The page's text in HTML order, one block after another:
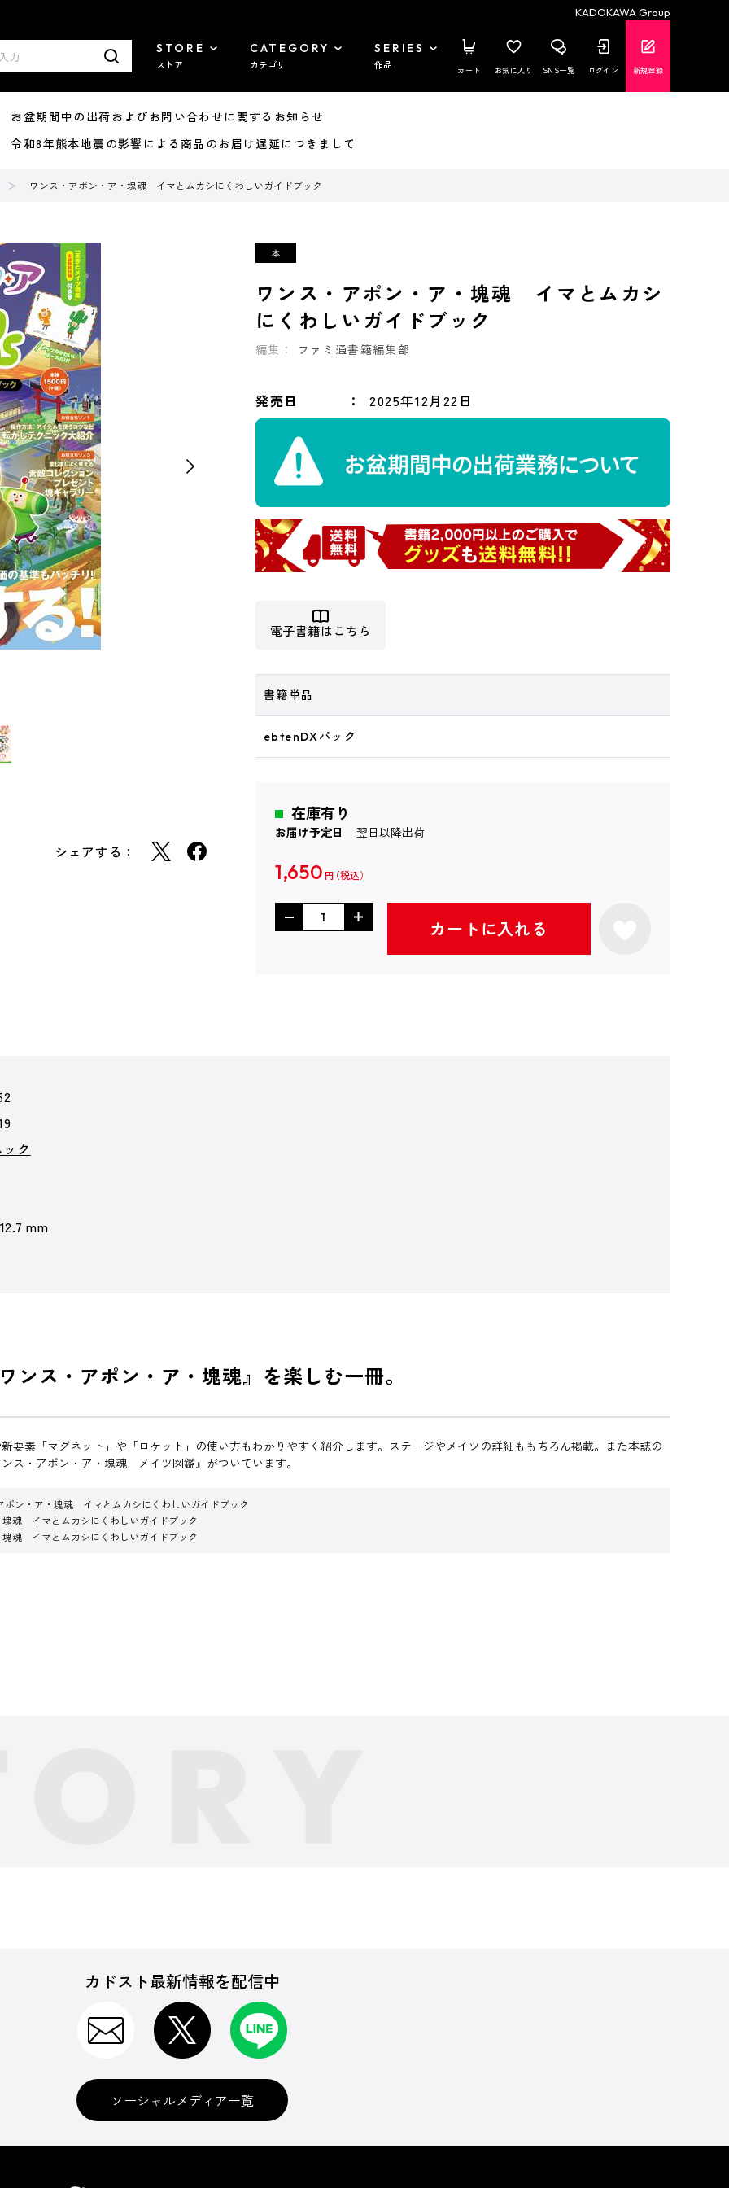
KADOKAWA Group
STORE
ストア
CATEGORY
カテゴリ
SERIES
作品 カート お気に入り SNS一覧 ログイン 新規登録
盆期間中の出荷およびお問い合わせに関するお知らせ
和8年熊本地震の影響による商品のお届け遅延につきまして
ワンス・アポン・ア・塊魂 イマとムカシにくわしいガイドブック
シェアする：
ワンス・アポン・ア・塊魂 イマとムカシ
にくわしいガイドブック
編集： ファミ通書籍編集部
発売日 2025年12月22日
電子書籍はこちら
書籍単品
ebtenDXパック
在庫有り
お届け予定日 翌日以降出荷
1,650 円
カートに入れる
ク
mm
ンス・アポン・ア・塊魂』を楽しむ一冊。
要素「マグネット」や「ロケット」の使い方もわかりやすく紹介します。ステージやメイツの詳細ももちろん掲載。また本誌の
ス・アポン・ア・塊魂 メイツ図鑑』がついています。
ポン・ア・塊魂 イマとムカシにくわしいガイドブック
魂 イマとムカシにくわしいガイドブック
魂 イマとムカシにくわしいガイドブック
カドスト最新情報を配信中
ソーシャルメディア一覧